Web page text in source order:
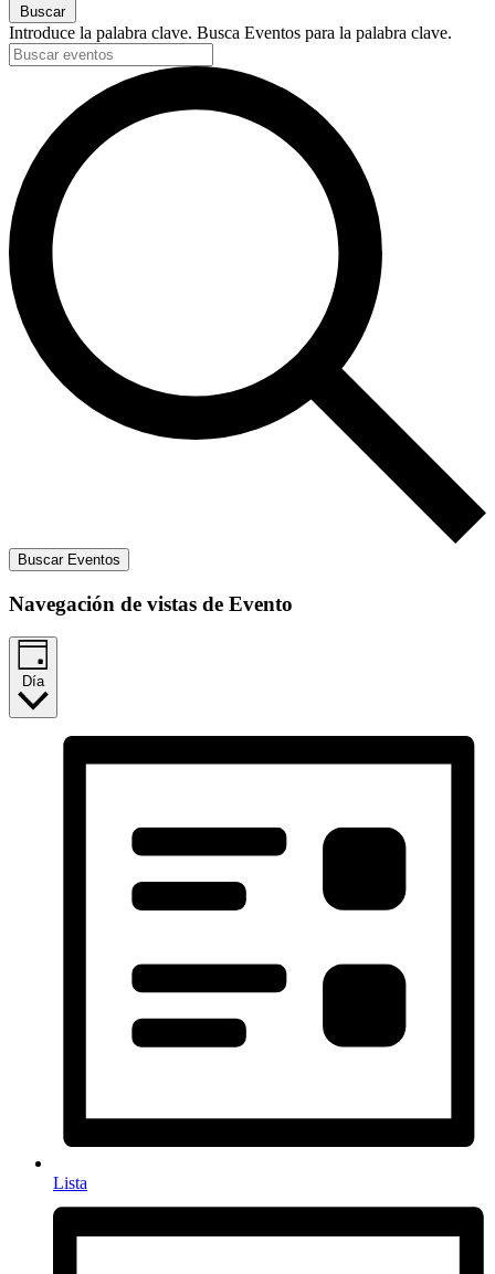
Buscar
Introduce la palabra clave. Busca Eventos para la palabra clave.
Buscar Eventos
Navegación de vistas de Evento
Día
Lista